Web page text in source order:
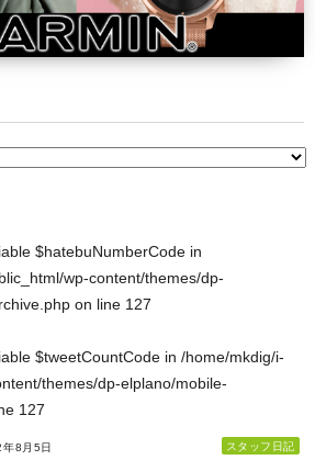
$hatebuNumberCode in
wp-content/themes/dp-
on line 127
$tweetCountCode in /home/mkdig/i-
themes/dp-elplano/mobile-
127
8月5日 スタッフ日記